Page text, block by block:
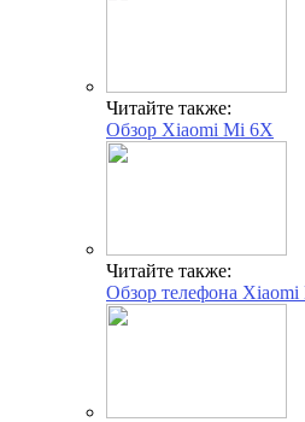
Читайте также:
Обзор Xiaomi Mi 6X
Читайте также:
Обзор телефона